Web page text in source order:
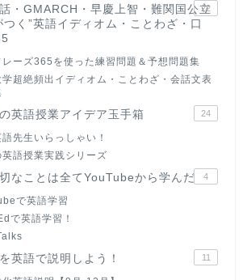
・GMARCH・早慶上智・難関国公立
つく”英語イディオム・ことわざ・口
22
レーズ365を使った練習問題＆予想問題集
学超絶頻出イディオム・ことわざ・会話文表
英語授業アイデア玉手箱 24
先生いらっしゃい！
英語授業実践シリーズ
なことは全てYouTubeから学んだ 4
で英語学習
で英語学習！
英語で説明しよう！ 11